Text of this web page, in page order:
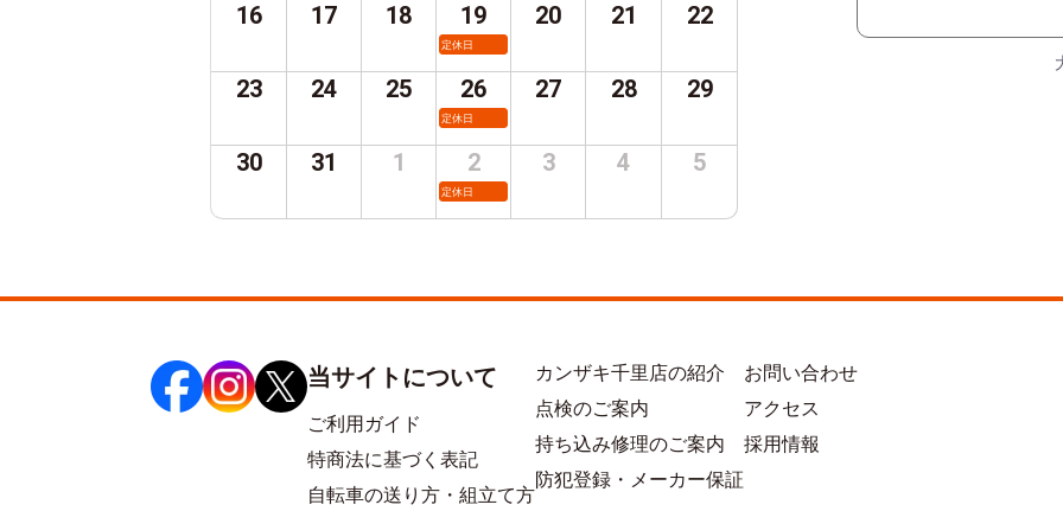
16 17 18 19
定休日
20 21 22
23 24 25 26
定休日
27 28 29
30 31 1 2
定休日
3 4 5
当サイトについて
ご利用ガイド
特商法に基づく表記
自転車の送り方・組立て方
カンザキ千里店の紹介
点検のご案内
持ち込み修理のご案内
防犯登録・メーカー保証
お問い合わせ
アクセス
採用情報